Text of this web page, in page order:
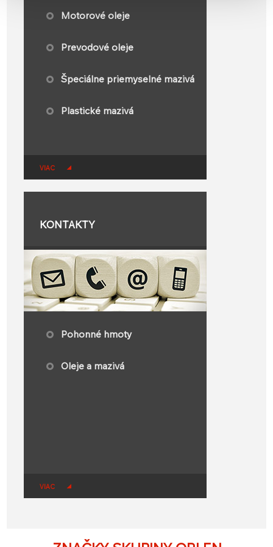
Motorové oleje
Prevodové oleje
Špeciálne priemyselné mazivá
Plastické mazivá​
VIAC
KONTAKTY
​Pohonné hmoty​
Oleje a mazivá
VIAC